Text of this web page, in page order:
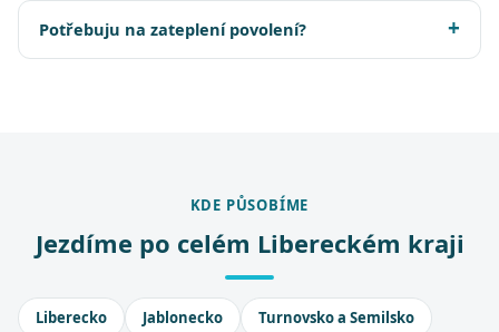
Potřebuju na zateplení povolení?
KDE PŮSOBÍME
Jezdíme po celém Libereckém kraji
Liberecko Jablonecko Turnovsko a Semilsko